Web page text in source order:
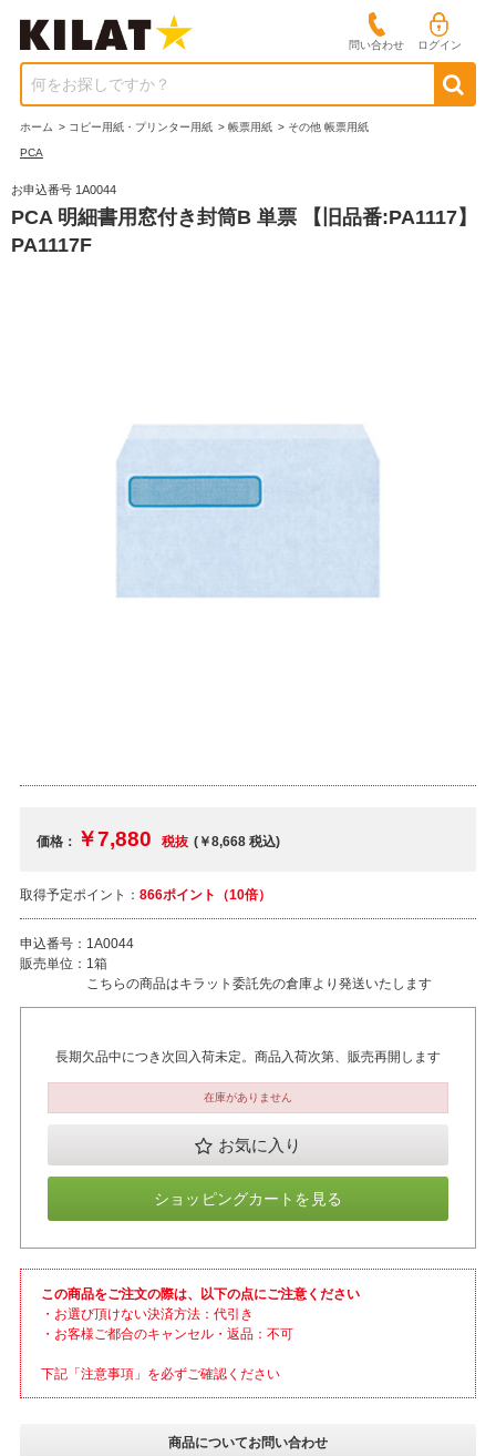
問い合わせ ログイン
何をお探しですか？
ホーム > コピー用紙・プリンター用紙 > 帳票用紙 > その他 帳票用紙
PCA
お申込番号 1A0044
PCA 明細書用窓付き封筒B 単票 【旧品番:PA1117】
PA1117F
価格： ￥7,880 税抜 (￥8,668税込)
取得予定ポイント： 866ポイント（10倍）
申込番号： 1A0044
販売単位： 1箱
こちらの商品はキラット委託先の倉庫より発送いたします
長期欠品中につき次回入荷未定。商品入荷次第、販売再開します
在庫がありません
お気に入り
ショッピングカートを見る
この商品をご注文の際は、以下の点にご注意ください
・お選び頂けない決済方法：代引き
・お客様ご都合のキャンセル・返品：不可
下記「注意事項」を必ずご確認ください
商品についてお問い合わせ